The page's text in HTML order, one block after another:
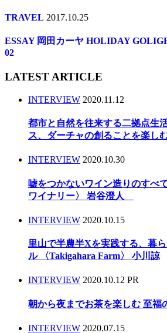
TRAVEL 2017.10.25
ESSAY 岡田カーヤ HOLIDAY
02
LATEST ARTICLE
INTERVIEW 2020.11.12
都市と自然を往来する二拠点生
ス、ダーチャの創ることを楽し
INTERVIEW 2020.10.30
嘘をつかないワイン造りのすべ
ワイナリー〉 岩谷澄人
INTERVIEW 2020.10.15
里山で半農半Xを実践する、暮
ル 〈Takigahara Farm〉 小川諒
INTERVIEW 2020.10.12 PR
朝から夜までお茶を楽しむ 至福
INTERVIEW 2020.07.15